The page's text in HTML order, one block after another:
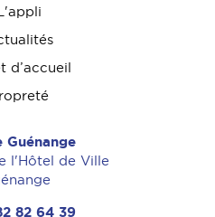
d’accueil
Guénange
l'Hôtel de Ville
82 64 39